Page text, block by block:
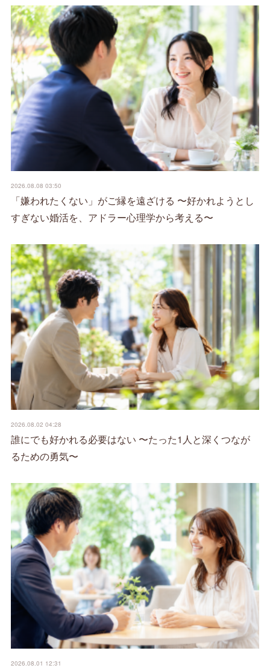
2026.08.08 03:50
「嫌われたくない」がご縁を遠ざける 〜好かれようとし
すぎない婚活を、アドラー心理学から考える〜
2026.08.02 04:28
誰にでも好かれる必要はない 〜たった1人と深くつなが
るための勇気〜
2026.08.01 12:31